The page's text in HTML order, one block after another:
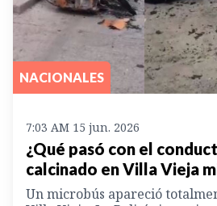
NACIONALES
7:03 AM 15 jun. 2026
¿Qué pasó con el
calcinado en Villa Vieja
Un microbús apareció